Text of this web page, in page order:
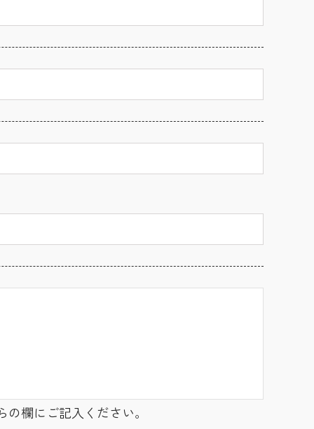
欄にご記入ください。